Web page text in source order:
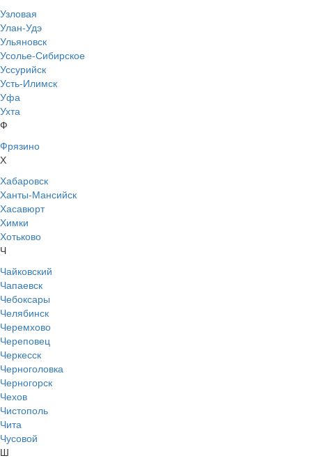
Узловая
Улан-Удэ
Ульяновск
Усолье-Сибирское
Уссурийск
Усть-Илимск
Уфа
Ухта
Ф
Фрязино
Х
Хабаровск
Ханты-Мансийск
Хасавюрт
Химки
Хотьково
Ч
Чайковский
Чапаевск
Чебоксары
Челябинск
Черемхово
Череповец
Черкесск
Черноголовка
Черногорск
Чехов
Чистополь
Чита
Чусовой
Ш